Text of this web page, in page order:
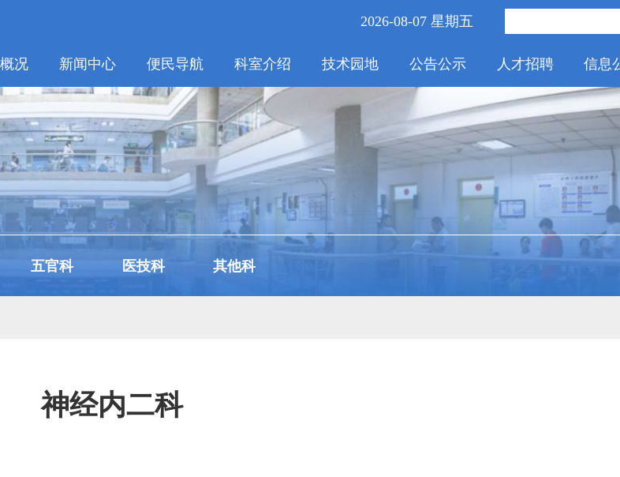
2026-08-07 星期五
况 新闻中心 便民导航 科室介绍 技术园地 公告公示 人才招聘 信息
五官科 医技科 其他科
神经内二科